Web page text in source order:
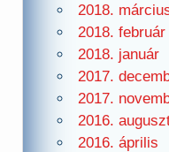
2018.
2018. február
2018. január
2017.
2017.
2016.
2016. április